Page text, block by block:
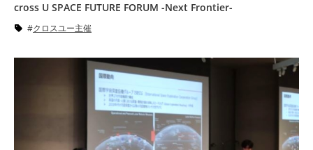
cross U SPACE FUTURE FORUM -Next Frontier-
クロスユー主催